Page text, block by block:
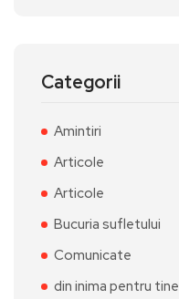
Categorii
Amintiri
Articole
Articole
Bucuria sufletului
Comunicate
din inima pentru tine